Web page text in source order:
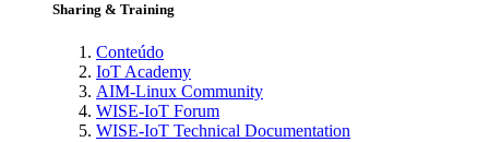
Sharing & Training
Conteúdo
IoT Academy
AIM-Linux Community
WISE-IoT Forum
WISE-IoT Technical Documentation